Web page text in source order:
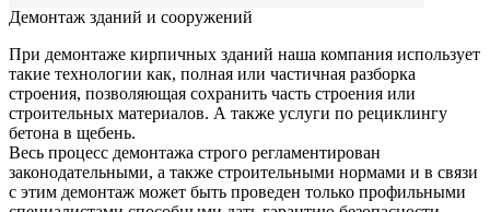
Демонтаж зданий и сооружений
При демонтаже кирпичных зданий наша компания использует
такие технологии как, полная или частичная разборка
строения, позволяющая сохранить часть строения или
строительных материалов. А также услуги по рециклингу
бетона в щебень.
Весь процесс демонтажа строго регламентирован
законодательными, а также строительными нормами и в связи
с этим демонтаж может быть проведен только профильными